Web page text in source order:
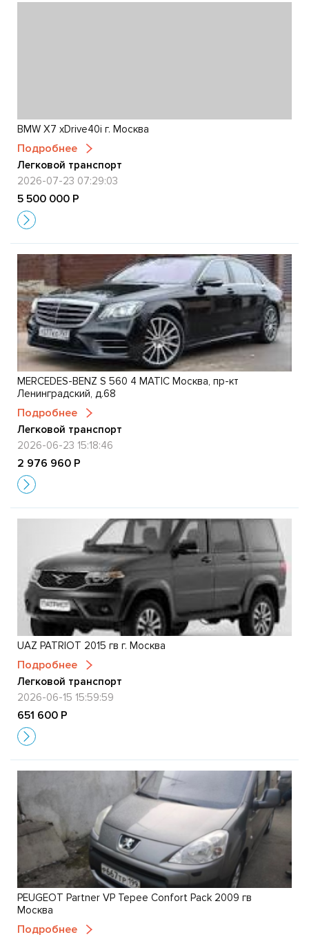
BMW X7 xDrive40i г. Москва
Подробнее
Легковой транспорт
2026-07-23 07:29:03
5 500 000 Р
MERCEDES-BENZ S 560 4 MATIC Москва, пр-кт
Ленинградский, д.68
Подробнее
Легковой транспорт
2026-06-23 15:18:46
2 976 960 Р
UAZ PATRIOT 2015 гв г. Москва
Подробнее
Легковой транспорт
2026-06-15 15:59:59
651 600 Р
PEUGEOT Partner VP Tepee Confort Pack 2009 гв
Москва
Подробнее